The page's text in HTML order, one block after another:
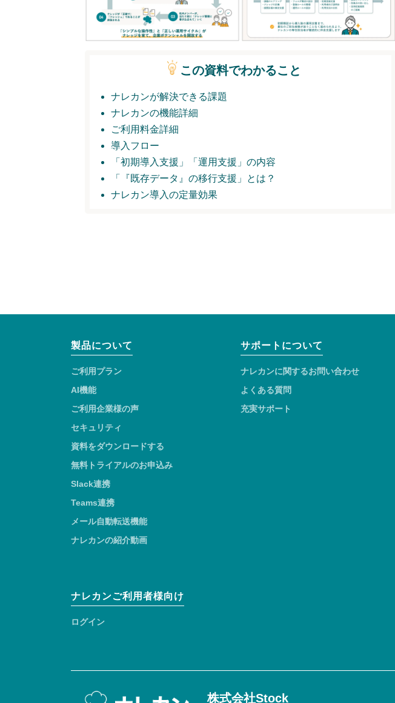
この資料でわかること
ナレカンが解決できる課題
ナレカンの機能詳細
ご利用料金詳細
導入フロー
「初期導入支援」
「運用支援」の内容
「『既存データ』の移行支援」とは？
ナレカン導入の定量効果
製品について
ご利用プラン
AI機能
ご利用企業様の声
セキュリティ
資料をダウンロードする
無料トライアルのお申込み
Slack連携
Teams連携
メール自動転送機能
ナレカンの紹介動画
サポートについて
ナレカンに関するお問い合わせ
よくある質問
充実サポート
ナレカンご利用者様向け
ログイン
株式会社Stock